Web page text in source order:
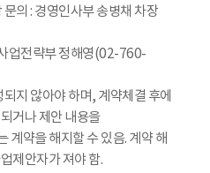
의 : 경영인사부 송병채 차장
업전략부 정해영(02-760-
지 않아야 하며, 계약체결 후에
거나 제안 내용을
약을 해지할 수 있음. 계약 해
제안자가 져야 함.